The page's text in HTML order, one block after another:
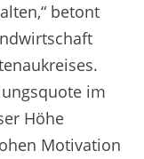
betont
im
Höhe
Motivation